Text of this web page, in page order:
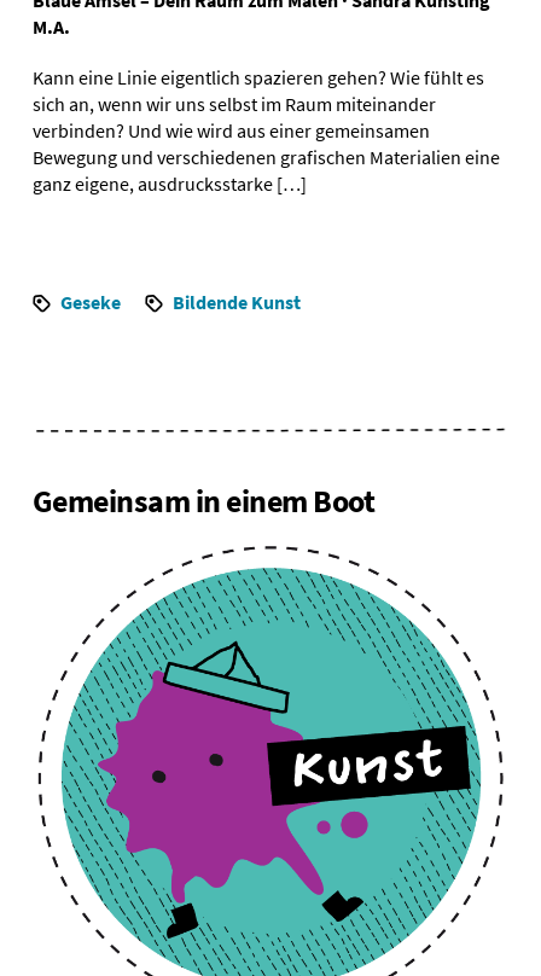
M.A.
Kann eine Linie eigentlich spazieren gehen? Wie fühlt es
sich an, wenn wir uns selbst im Raum miteinander
verbinden? Und wie wird aus einer gemeinsamen
Bewegung und verschiedenen grafischen Materialien eine
ganz eigene, ausdrucksstarke […]
Geseke Bildende Kunst
Gemeinsam in einem Boot